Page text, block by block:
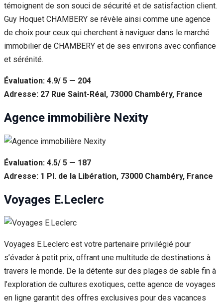
témoignent de son souci de sécurité et de satisfaction client.
Guy Hoquet CHAMBERY se révèle ainsi comme une agence
de choix pour ceux qui cherchent à naviguer dans le marché
immobilier de CHAMBERY et de ses environs avec confiance
et sérénité.
Évaluation: 4.9/ 5 — 204
Adresse: 27 Rue Saint-Réal, 73000 Chambéry, France
Agence immobilière Nexity
Évaluation: 4.5/ 5 — 187
Adresse: 1 Pl. de la Libération, 73000 Chambéry, France
Voyages E.Leclerc
Voyages E.Leclerc est votre partenaire privilégié pour
s’évader à petit prix, offrant une multitude de destinations à
travers le monde. De la détente sur des plages de sable fin à
l’exploration de cultures exotiques, cette agence de voyages
en ligne garantit des offres exclusives pour des vacances